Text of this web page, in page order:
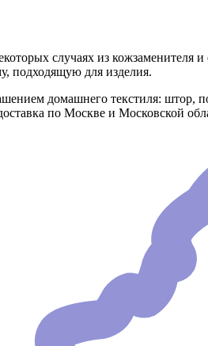
случаях из кожзаменителя
подходящую для изделия.
домашнего текстиля: штор,
по Москве и Московской